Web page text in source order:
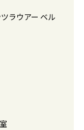
ラウアー ベル